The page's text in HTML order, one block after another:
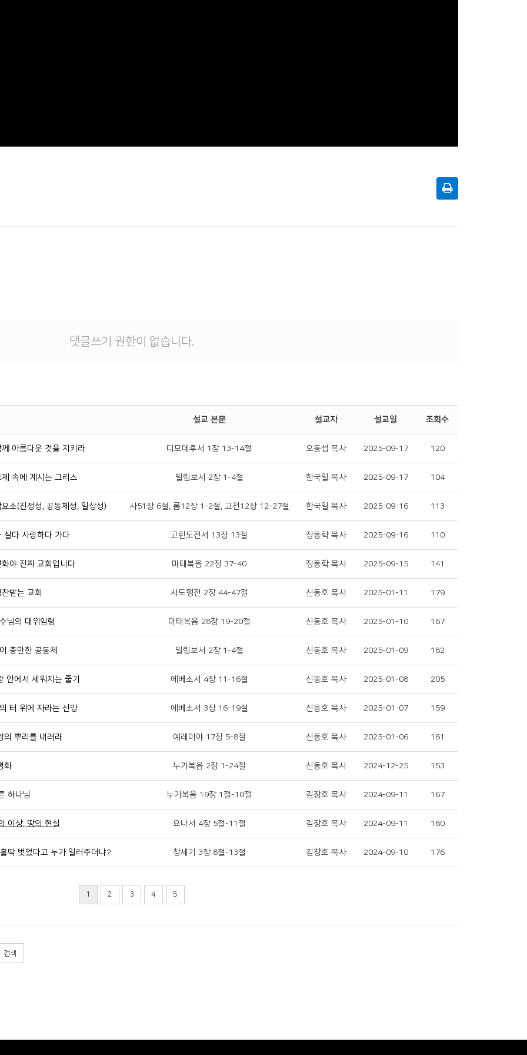
댓글쓰기 권한이 없습니다.
설교 본문 설교자 설교일 조회수
아름다운 것을 지키라 디모데후서 1장 13-14절 오동섭 목사 2025-09-17 120
속에 계시는 그리스 빌립보서 2장 1-4절 한국일 목사 2025-09-17 104
소(진정성, 공동체성, 일상성) 사51장 6절, 롬12장 1-2절, 고전12장 12-27절 한국일 목사 2025-09-16 113
살다 사랑하다 가다 고린도전서 13장 13절 장동학 목사 2025-09-16 110
야 진짜 교회입니다 마태복음 22장 37-40 장동학 목사 2025-09-15 141
받는 교회 사도행전 2장 44-47절 신동호 목사 2025-01-11 179
님의 대위임령 마태복음 28장 19-20절 신동호 목사 2025-01-10 167
충만한 공동체 빌립보서 2장 1-4절 신동호 목사 2025-01-09 182
안에서 세워지는 줄기 에베소서 4장 11-16절 신동호 목사 2025-01-08 205
터 위에 자라는 신앙 에베소서 3장 16-19절 신동호 목사 2025-01-07 159
의 뿌리를 내려라 예레미야 17장 5-8절 신동호 목사 2025-01-06 161
화 누가복음 2장 1-24절 신동호 목사 2024-12-25 153
하나님 누가복음 19장 1절-10절 김창호 목사 2024-09-11 167
이상, 땅의 현실 요나서 4장 5절-11절 김창호 목사 2024-09-11 180
딱 벗었다고 누가 일러주더냐? 창세기 3장 8절-13절 김창호 목사 2024-09-10 176
1 2 3 4 5
검색